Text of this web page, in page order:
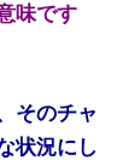
味です
そのチャ
状況にし